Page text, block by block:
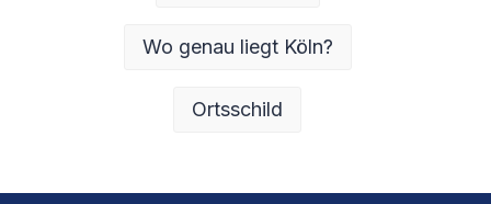
Wo genau liegt Köln?
Ortsschild